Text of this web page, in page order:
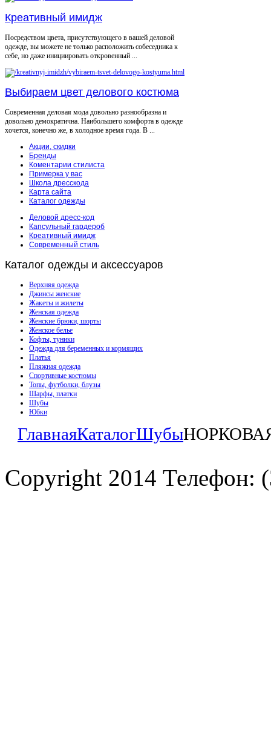
Креативный имидж
Посредством цвета, присутствующего в вашей деловой
одежде, вы можете не только расположить собеседника к
себе, но даже инициировать откровенный ...
Выбираем цвет делового костюма
Современная деловая мода довольно разнообразна и
довольно демократична. Наибольшего комфорта в одежде
хочется, конечно же, в холодное время года. В ...
Акции, скидки
Бренды
Коментарии стилиста
Примерка у вас
Школа дресскода
Карта сайта
Каталог одежды
Деловой дресс-код
Капсульный гардероб
Креативный имидж
Современный стиль
Каталог одежды и аксессуаров
Верхняя одежда
Джинсы женские
Жакеты и жилеты
Женская одежда
Женские брюки, шорты
Женское белье
Кофты, туники
Одежда для беременных и кормящих
Платья
Пляжная одежда
Спортивные костюмы
Топы, футболки, блузы
Шарфы, платки
Шубы
Юбки
ГлавнаяКаталогШубы
Copyright 2014 Телефон: